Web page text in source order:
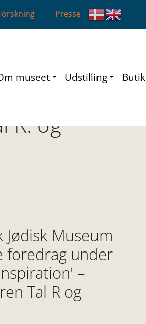
Presse
museet Udstilling Butik
R. og
Museum
foredrag under
–
Tal R og